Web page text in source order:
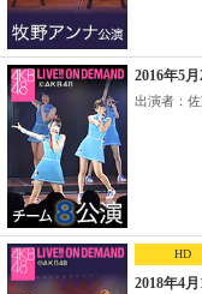
2016年5
出演者：佐
HD
2018年4